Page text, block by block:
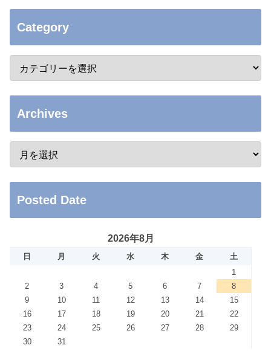
Category
Archives
Posted Date
2026年8月
日 月 火 水 木 金
土
1
2
3 4 5 6 7
8
9
10 11 12 13 14
15
16
17 18 19 20 21
22
23
24 25 26 27 28
29
30
31